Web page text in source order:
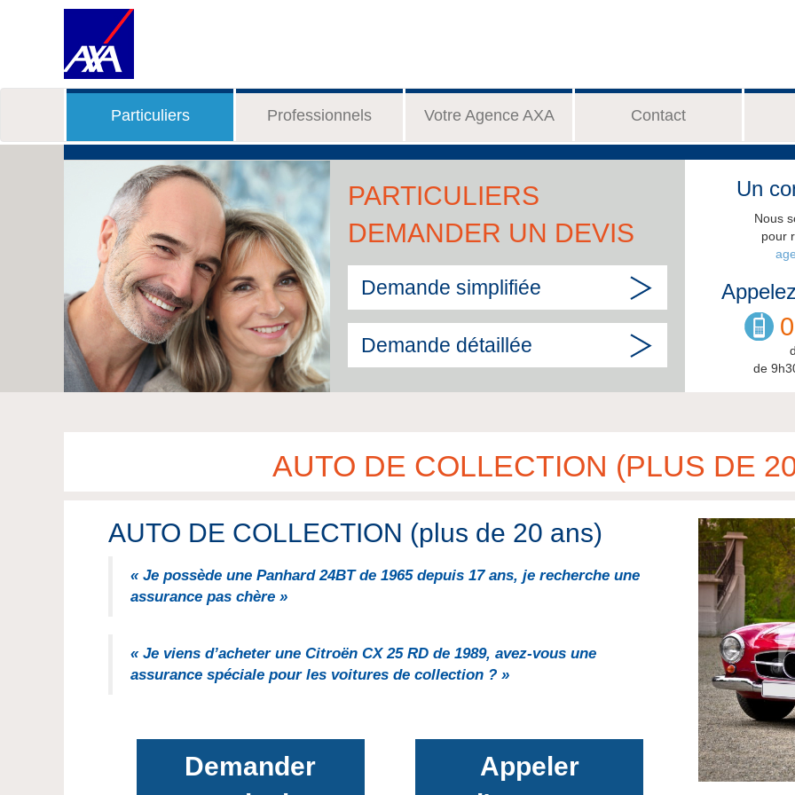
Particuliers Professionnels Votre Agence AXA Contact
PARTICULIERS
DEMANDER UN DEVIS
Demande simplifiée
Demande détaillée
Un
Nous
pour
de
AUTO DE COLLECTION (PLUS DE
AUTO DE COLLECTION (plus de 20 ans)
« Je possède une Panhard 24BT de 1965 depuis 17 ans, je recherche une
assurance pas chère »
« Je viens d’acheter une Citroën CX 25 RD de 1989, avez-vous une
assurance spéciale pour les voitures de collection ? »
Demander
Appeler